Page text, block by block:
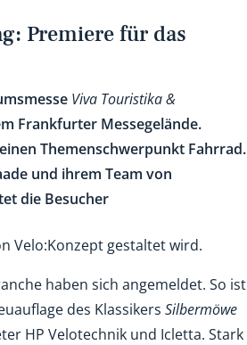
Premiere für das
Viva Touristika &
Frankfurter Messegelände.
Themenschwerpunkt Fahrrad.
und ihrem Team von
die Besucher
Velo:Konzept gestaltet wird.
haben sich angemeldet. So ist
des Klassikers Silbermöwe
HP Velotechnik und Icletta. Stark